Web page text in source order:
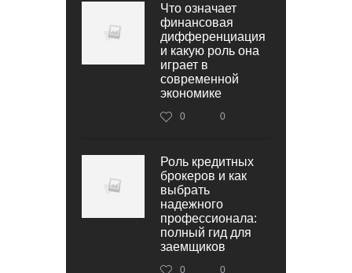
Что означает
финансовая
дифференциация
и какую роль она
играет в
современной
экономике
0 0
Роль кредитных
брокеров и как
выбрать
надежного
профессионала:
полный гид для
заемщиков
0 0